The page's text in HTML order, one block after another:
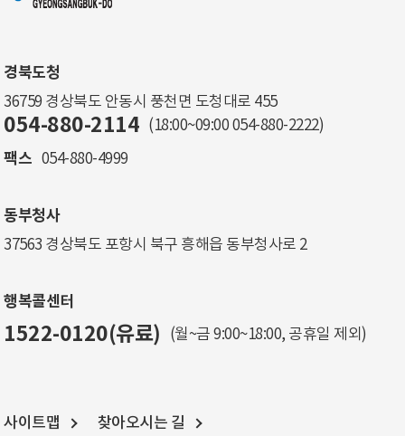
경북도청
36759 경상북도 안동시 풍천면 도청대로 455
054-880-2114 (18:00~09:00 054-880-2222)
팩스 054-880-4999
동부청사
37563 경상북도 포항시 북구 흥해읍 동부청사로 2
행복콜센터
1522-0120(유료) (월~금 9:00~18:00, 공휴일 제외)
사이트맵 찾아오시는 길